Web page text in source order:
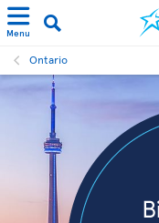
Menu
Ontario